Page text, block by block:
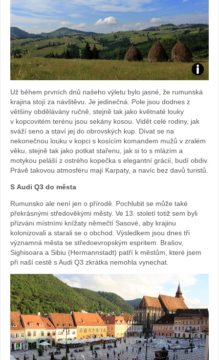
Foto:
Sabina
Kvášová
Už během prvních dnů našeho výletu bylo jasné, že rumunská
krajina stojí za návštěvu. Je jedinečná. Pole jsou dodnes z
většiny obdělávány ručně, stejně tak jako květnaté louky
v kopcovitém terénu jsou sekány kosou. Vidět celé rodiny, jak
sváží seno a staví jej do obrovských kup. Dívat se na
nekonečnou louku v kopci s kosícím komandem mužů v zralém
věku, stejně tak jako potkat stařenu, jak si to s mlázím a
motykou peláší z ostrého kopečka s elegantní grácií, budí obdiv.
Právě takovou atmosféru mají Karpaty, a navíc bez davů turistů.
S Audi Q3 do města
Rumunsko ale není jen o přírodě. Pochlubit se může také
překrásnými středověkými městy. Ve 13. století totiž sem byli
přizváni místními knížaty němečtí Sasové, aby krajinu
kolonizovali a starali se o obchod. Výsledkem jsou dnes tři
významná města se středoevropským espritem. Brašov,
Sighisoara a Sibiu (Hermannstadt) patří k městům, které jsem
při naší cestě s Audi Q3 zkrátka nemohla vynechat.